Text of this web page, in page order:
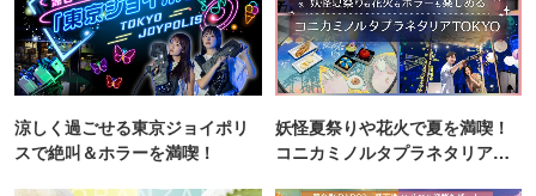
涼しく過ごせる東京ジョイポリ
スで絶叫＆ホラーを満喫！
妖怪夏祭りや花火で夏を満喫！
コニカミノルタプラネタリア